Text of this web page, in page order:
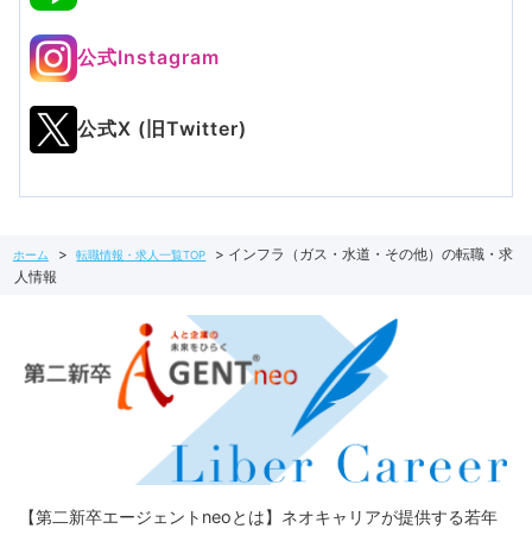
公式Instagram
公式X (旧Twitter)
ホーム 転職情報・求人一覧TOP
インフラ（ガス・水道・その他）の転職・求
人情報
【第二新卒エージェントneoとは】ネオキャリアが提供する若年